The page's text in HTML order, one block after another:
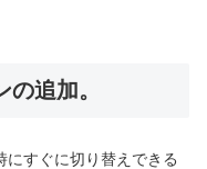
追加。
にすぐに切り替えできる